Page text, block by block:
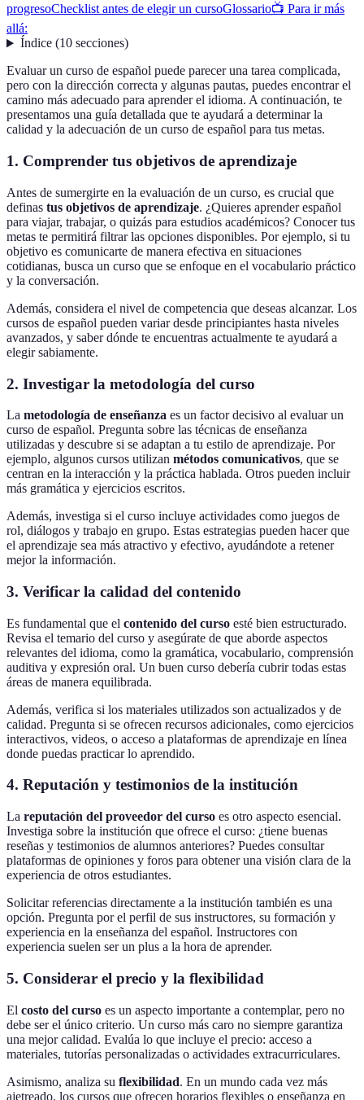
progresoChecklist antes de elegir un cursoGlossario📺 Para ir más
allá:
Índice(10 secciones)
Evaluar un curso de español puede parecer una tarea complicada,
pero con la dirección correcta y algunas pautas, puedes encontrar el
camino más adecuado para aprender el idioma. A continuación, te
presentamos una guía detallada que te ayudará a determinar la
calidad y la adecuación de un curso de español para tus metas.
1. Comprender tus objetivos de aprendizaje
Antes de sumergirte en la evaluación de un curso, es crucial que
definas tus objetivos de aprendizaje. ¿Quieres aprender español
para viajar, trabajar, o quizás para estudios académicos? Conocer tus
metas te permitirá filtrar las opciones disponibles. Por ejemplo, si tu
objetivo es comunicarte de manera efectiva en situaciones
cotidianas, busca un curso que se enfoque en el vocabulario práctico
y la conversación.
Además, considera el nivel de competencia que deseas alcanzar. Los
cursos de español pueden variar desde principiantes hasta niveles
avanzados, y saber dónde te encuentras actualmente te ayudará a
elegir sabiamente.
2. Investigar la metodología del curso
La metodología de enseñanza es un factor decisivo al evaluar un
curso de español. Pregunta sobre las técnicas de enseñanza
utilizadas y descubre si se adaptan a tu estilo de aprendizaje. Por
ejemplo, algunos cursos utilizan métodos comunicativos, que se
centran en la interacción y la práctica hablada. Otros pueden incluir
más gramática y ejercicios escritos.
Además, investiga si el curso incluye actividades como juegos de
rol, diálogos y trabajo en grupo. Estas estrategias pueden hacer que
el aprendizaje sea más atractivo y efectivo, ayudándote a retener
mejor la información.
3. Verificar la calidad del contenido
Es fundamental que el contenido del curso esté bien estructurado.
Revisa el temario del curso y asegúrate de que aborde aspectos
relevantes del idioma, como la gramática, vocabulario, comprensión
auditiva y expresión oral. Un buen curso debería cubrir todas estas
áreas de manera equilibrada.
Además, verifica si los materiales utilizados son actualizados y de
calidad. Pregunta si se ofrecen recursos adicionales, como ejercicios
interactivos, videos, o acceso a plataformas de aprendizaje en línea
donde puedas practicar lo aprendido.
4. Reputación y testimonios de la institución
La reputación del proveedor del curso es otro aspecto esencial.
Investiga sobre la institución que ofrece el curso: ¿tiene buenas
reseñas y testimonios de alumnos anteriores? Puedes consultar
plataformas de opiniones y foros para obtener una visión clara de la
experiencia de otros estudiantes.
Solicitar referencias directamente a la institución también es una
opción. Pregunta por el perfil de sus instructores, su formación y
experiencia en la enseñanza del español. Instructores con
experiencia suelen ser un plus a la hora de aprender.
5. Considerar el precio y la flexibilidad
El costo del curso es un aspecto importante a contemplar, pero no
debe ser el único criterio. Un curso más caro no siempre garantiza
una mejor calidad. Evalúa lo que incluye el precio: acceso a
materiales, tutorías personalizadas o actividades extracurriculares.
Asimismo, analiza su flexibilidad. En un mundo cada vez más
ajetreado, los cursos que ofrecen horarios flexibles o enseñanza en